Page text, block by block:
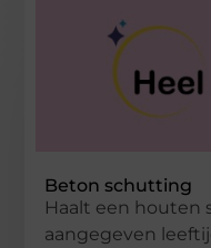
Beton schutting
Haalt een houten
aangegeven